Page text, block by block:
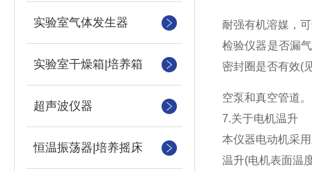
实验室气体发生器
实验室干燥箱|培养箱
超声波仪器
恒温振荡器|培养摇床
耐强有机溶媒，
检验仪器是否漏
密封圈是否有效(
空泵和真空管道。
7.关于电机温升
本仪器电动机采
温升(电机表面温